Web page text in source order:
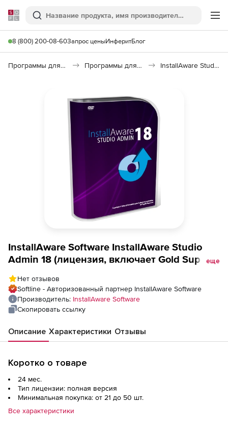
Softline
Поиск
8 (800) 200-08-60Запрос ценыИнферитБлог
Программы для программирования Программы для разработки ПО InstallAware Studio Admin
InstallAware Software InstallAware Studio
Admin 18 (лицензия, включает Gold Support
еще
Нет отзывов
Softline - Авторизованный партнер InstallAware Software
Производитель: InstallAware Software
Скопировать ссылку
Описание Характеристики Отзывы
Коротко о товаре
24 мес.
Тип лицензии: полная версия
Минимальная покупка: от 21 до 50 шт.
Все характеристики